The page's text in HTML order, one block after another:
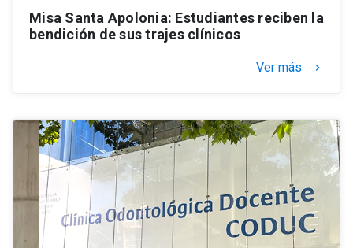
Misa Santa Apolonia: Estudiantes reciben la
bendición de sus trajes clínicos
Ver más keyboard_arrow_right